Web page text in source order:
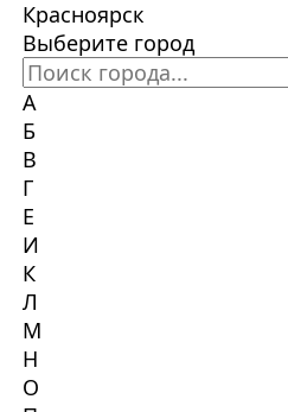
Красноярск
Выберите город
А
Б
В
Г
Е
И
К
Л
М
Н
О